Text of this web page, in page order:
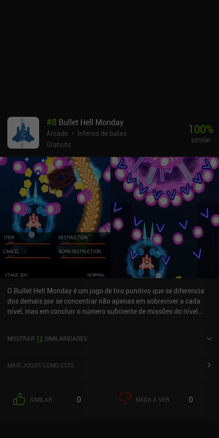
#8 Bullet Hell Monday
Arcade
Inferno de balas
Gratuito
100%
similar
O Bullet Hell Monday é um jogo de tiro punitivo que se diferencia
dos demais por se concentrar não apenas em sobreviver a cada
nível, mas em concluir o número suficiente de missões do nível
pontos não apenas destruindo naves espaciais inimigas, mas
acrescenta uma nova e interessante reviravolta à jogabilidade
progressão de ritmo decente que nos faz atualizar lentamente
cada uma de nossas naves para disparar mais balas, causar mais
MOSTRAR 12 SIMILARIDADES
MAIS JOGOS COMO ESTE
SIMILAR 0 NADA A VER 0